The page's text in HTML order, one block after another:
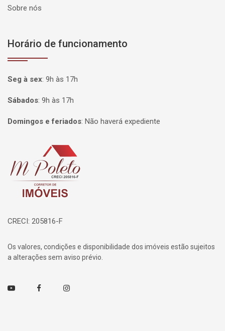
Sobre nós
Horário de funcionamento
Seg à sex: 9h às 17h
Sábados: 9h às 17h
Domingos e feriados: Não haverá expediente
Página inicial
CRECI: 205816-F
Os valores, condições e disponibilidade dos imóveis estão sujeitos
a alterações sem aviso prévio.
Youtube FacebookInstagram